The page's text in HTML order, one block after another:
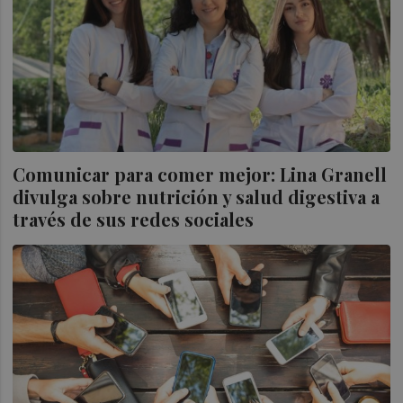
Comunicar para comer mejor: Lina Granell
divulga sobre nutrición y salud digestiva a
través de sus redes sociales